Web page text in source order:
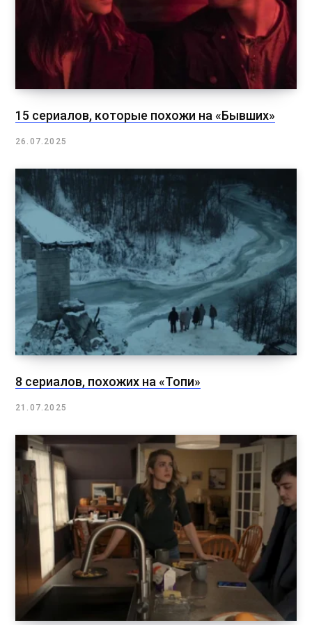
15 сериалов, которые похожи на «Бывших»
26.07.2025
8 сериалов, похожих на «Топи»
21.07.2025